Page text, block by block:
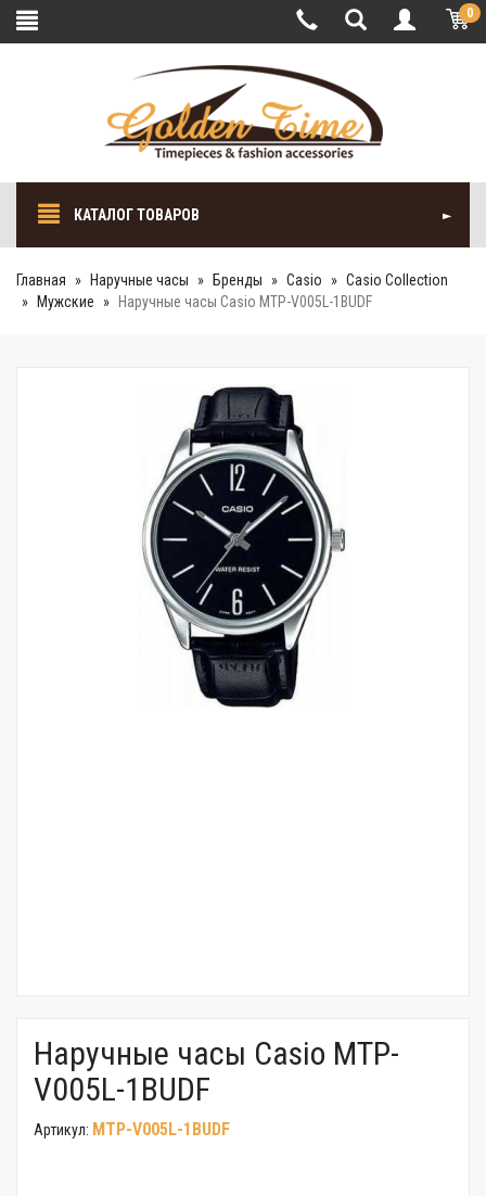
0
КАТАЛОГ ТОВАРОВ
Главная Наручные часы Бренды Casio
Casio Collection
Мужские
Наручные часы Casio MTP-V005L-1BUDF
Наручные часы Casio MTP-
V005L-1BUDF
Артикул: MTP-V005L-1BUDF